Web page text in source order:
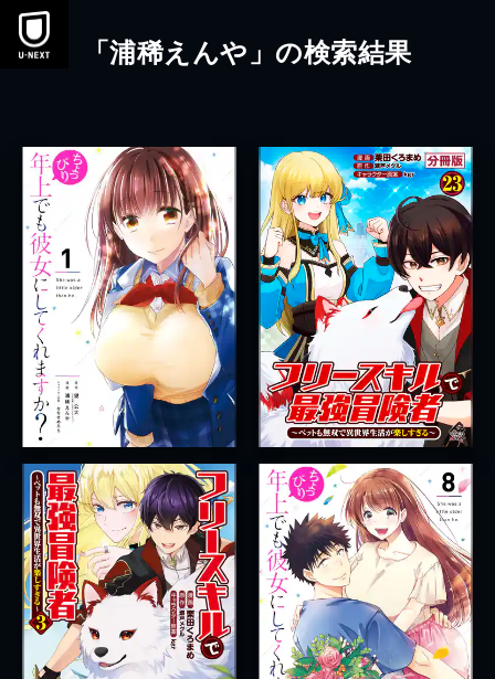
本文へスキップ
「浦稀えんや」の検索結果